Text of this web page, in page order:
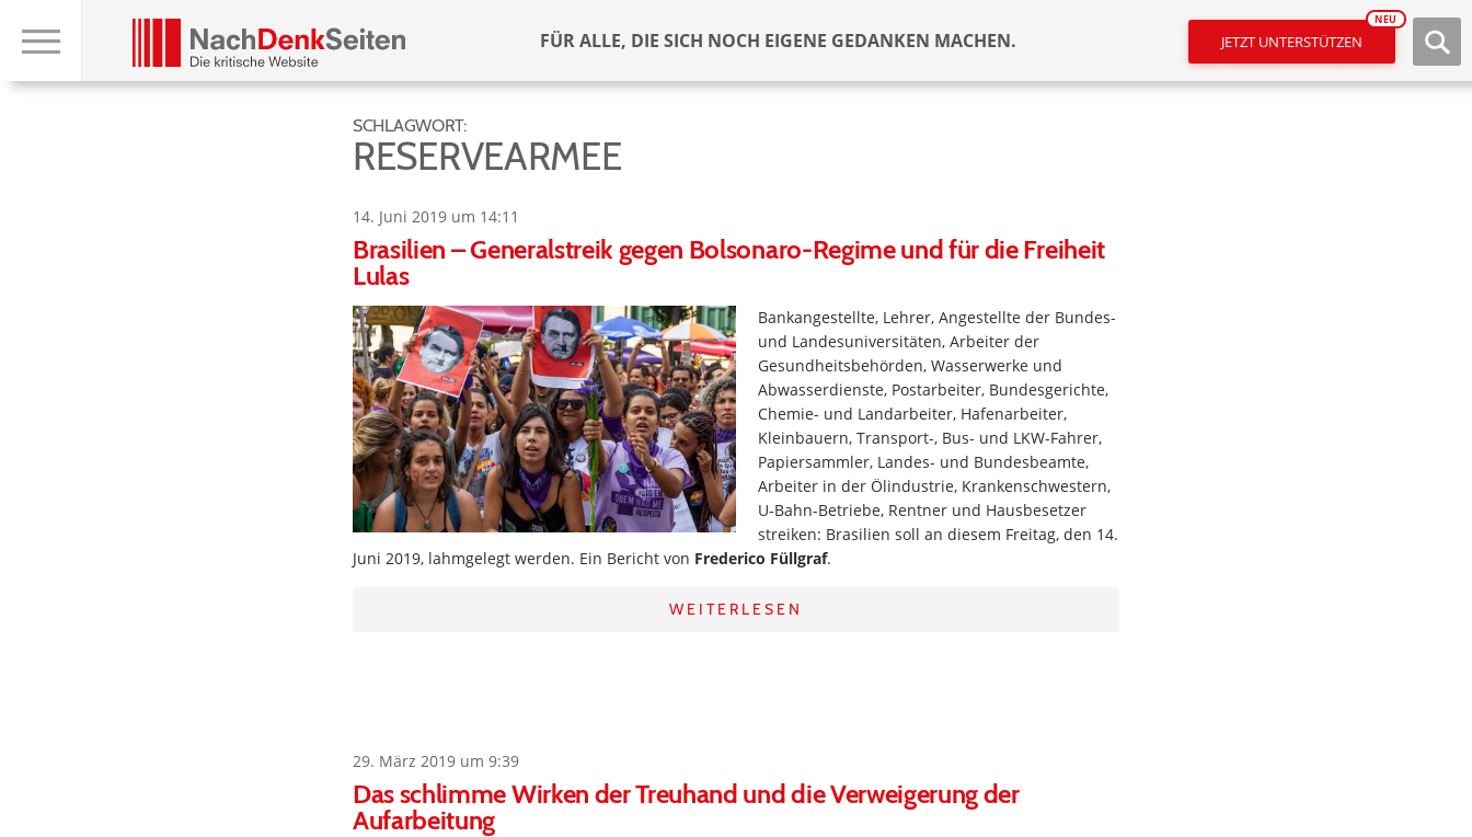
FÜR ALLE, DIE SICH NOCH EIGENE GEDANKEN MACHEN. JETZT UNTERSTÜTZEN
NEU
SCHLAGWORT:
RESERVEARMEE
14. Juni 2019 um 14:11
Brasilien – Generalstreik gegen Bolsonaro-Regime und für die Freiheit
Lulas
Bankangestellte, Lehrer, Angestellte der Bundes-
und Landesuniversitäten, Arbeiter der
Gesundheitsbehörden, Wasserwerke und
Abwasserdienste, Postarbeiter, Bundesgerichte,
Chemie- und Landarbeiter, Hafenarbeiter,
Kleinbauern, Transport-, Bus- und LKW-Fahrer,
Papiersammler, Landes- und Bundesbeamte,
Arbeiter in der Ölindustrie, Krankenschwestern,
U-Bahn-Betriebe, Rentner und Hausbesetzer
streiken: Brasilien soll an diesem Freitag, den 14.
Juni 2019, lahmgelegt werden. Ein Bericht von Frederico Füllgraf.
WEITERLESEN
29. März 2019 um 9:39
Das schlimme Wirken der Treuhand und die Verweigerung der
Aufarbeitung